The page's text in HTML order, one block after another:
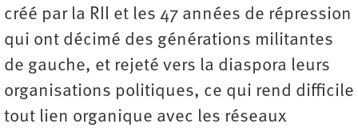
créé par la RII et les 47 années de répression
qui ont décimé des générations militantes
de gauche, et rejeté vers la diaspora leurs
organisations politiques, ce qui rend difficile
tout lien organique avec les réseaux